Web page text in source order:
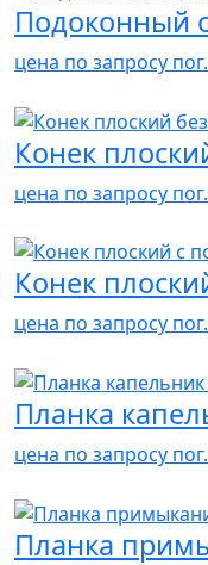
Подоконный
цена по запросу
Конек
цена по запросу
Конек
цена по запросу
Планка
цена по запросу
Планка